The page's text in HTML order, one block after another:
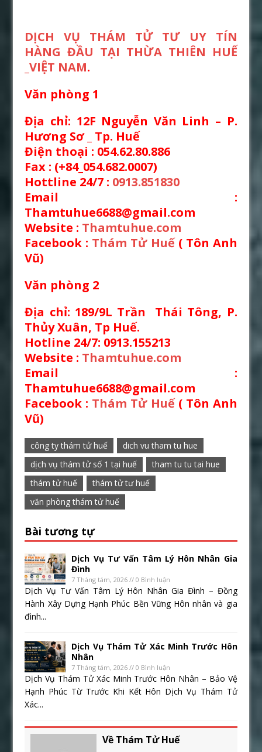
DỊCH VỤ THÁM TỬ TƯ UY TÍN
HÀNG ĐẦU TẠI THỪA THIÊN HUẾ
_VIỆT NAM.
Văn phòng 1
Địa chỉ: 12F Nguyễn Văn Linh – P.
Hương Sơ _ Tp. Huế
Điện thoại : 054.62.80.886
Fax : (+84_054.682.0007)
Hottline 24/7 : 0913.851830
Email :
Thamtuhue6688@gmail.com
Website : Thamtuhue.com
Facebook : Thám Tử Huế( Tôn Anh
Vũ)
Văn phòng 2
Địa chỉ: 189/9L Trần Thái Tông, P.
Thủy Xuân, Tp Huế.
Hotline 24/7: 0913.155213
Website : Thamtuhue.com
Email :
Thamtuhue6688@gmail.com
Facebook : Thám Tử Huế ( Tôn Anh
Vũ)
công ty thám tử huế
dich vu tham tu hue
dịch vụ thám tử số 1 tại huế
tham tu tu tai hue
thám tử huế
thám tử tư huế
văn phòng thám tử huế
Bài tương tự
Dịch Vụ Tư Vấn Tâm Lý Hôn Nhân Gia
Đình
7 Tháng tám, 2026 // 0 Bình luận
Dịch Vụ Tư Vấn Tâm Lý Hôn Nhân Gia Đình – Đồng
Hành Xây Dựng Hạnh Phúc Bền Vững Hôn nhân và gia
đình...
Dịch Vụ Thám Tử Xác Minh Trước Hôn
Nhân
7 Tháng tám, 2026 // 0 Bình luận
Dịch Vụ Thám Tử Xác Minh Trước Hôn Nhân – Bảo Vệ
Hạnh Phúc Từ Trước Khi Kết Hôn Dịch Vụ Thám Tử
Xác...
Về Thám Tử Huế